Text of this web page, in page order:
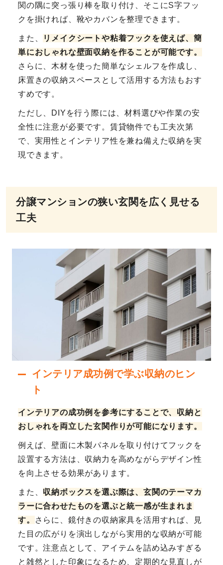
関の隅に突っ張り棒を取り付け、そこにS字フッ
クを掛ければ、靴やカバンを整理できます。
また、
リメイクシートや粘着フックを使えば、簡
単におしゃれな壁面収納を作ることが可能です。
さらに、木材を使った簡単なシェルフを作成し、
床置きの収納スペースとして活用する方法もおす
すめです。
ただし、DIYを行う際には、材料選びや作業の安
全性に注意が必要です。賃貸物件でも工夫次第
で、実用性とインテリア性を兼ね備えた収納を実
現できます。
分譲マンションの狭い玄関を広く見せる
工夫
インテリア成功例で学ぶ収納のヒン
ト
インテリアの成功例を参考にすることで、収納と
おしゃれを両立した玄関作りが可能になります。
例えば、壁面に木製パネルを取り付けてフックを
設置する方法は、収納力を高めながらデザイン性
を向上させる効果があります。
また、 収納ボックスを選ぶ際は、玄関のテーマカ
ラーに合わせたものを選ぶと統一感が生まれま
す。
さらに、鏡付きの収納家具を活用すれば、見
た目の広がりを演出しながら実用的な収納が可能
です。注意点として、アイテムを詰め込みすぎる
と雑然とした印象になるため、定期的な見直しが